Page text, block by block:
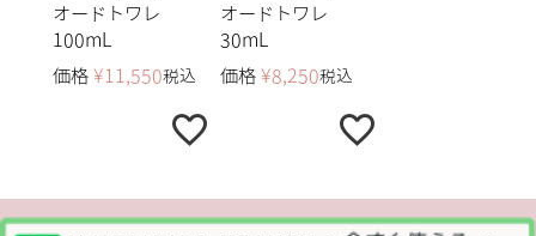
オードトワレ
100mL
価格 ¥11,550税込
オードトワレ
30mL
価格 ¥8,250税込